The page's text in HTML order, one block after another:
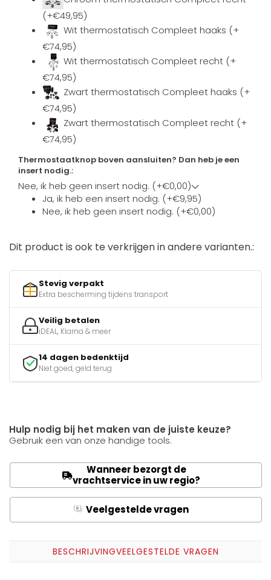
(+€49,95)
Wit thermostatisch Compleet haaks (+
€74,95)
Wit thermostatisch Compleet recht (+
€74,95)
Zwart thermostatisch Compleet haaks (+
€74,95)
Zwart thermostatisch Compleet recht (+
€74,95)
Thermostaatknop boven aansluiten? Dan heb je een
insert nodig.:
Nee, ik heb geen insert nodig. (+€0,00)
Ja, ik heb een insert nodig. (+€9,95)
Nee, ik heb geen insert nodig. (+€0,00)
Dit product is ook te verkrijgen in andere varianten.:
Stevig verpakt
Extra bescherming tijdens transport
Veilig betalen
iDEAL, Klarna & meer
14 dagen bedenktijd
Niet goed, geld terug
Hulp nodig bij het maken van de juiste keuze?
Gebruik een van onze handige tools.
Wanneer bezorgt de
vrachtservice in uw regio?
Q Veelgestelde vragen
BESCHRIJVINGVEELGESTELDE VRAGEN